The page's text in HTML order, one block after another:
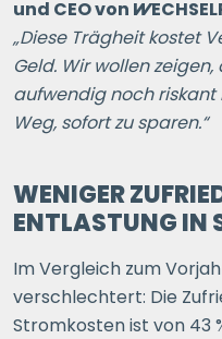
und CEO von
„Diese Trägheit kostet
Geld. Wir wollen
aufwendig noch
Weg, sofort zu sparen.“
WENIGER
ENTLASTUNG IN
Im Vergleich zum
verschlechtert: Die
Stromkosten ist von 43